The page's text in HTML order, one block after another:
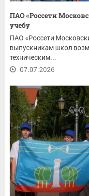
ПАО «Россети
учебу
ПАО «Россети
выпускникам школ
техническим...
07.07.2026